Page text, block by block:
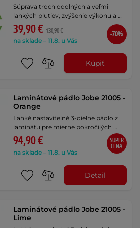
Súprava troch odolných a veľmi
ľahkých plutiev, zvýšenie výkonu a …
39,90 € 130,90 €
na sklade – 11.8. u Vás
-70%
Kúpiť
Laminátové pádlo Jobe 21005 -
Orange
Ľahké nastaviteľné 3-dielne pádlo z
laminátu pre mierne pokročilých …
94,90 €
na sklade – 11.8. u Vás
SUPER
CENA
Detail
Laminátové pádlo Jobe 21005 -
Lime